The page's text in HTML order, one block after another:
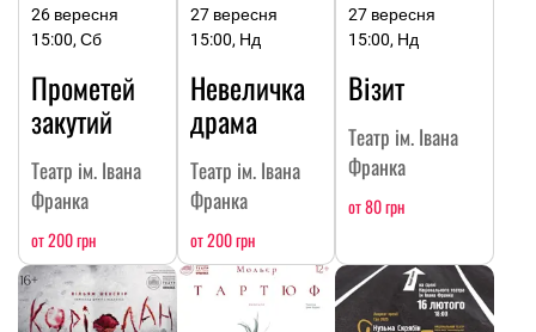
26 вересня
15:00, Сб
Прометей
закутий
Театр ім. Івана
Франка
от 200 грн
27 вересня
15:00, Нд
Невеличка
драма
Театр ім. Івана
Франка
от 200 грн
27 вересня
15:00, Нд
Візит
Театр ім. Івана
Франка
от 80 грн